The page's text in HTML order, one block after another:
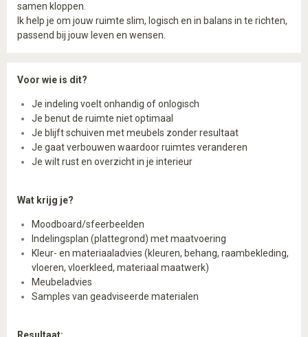
samen kloppen.
Ik help je om jouw ruimte slim, logisch en in balans in te richten,
passend bij jouw leven en wensen.
Voor wie is dit?
Je indeling voelt onhandig of onlogisch
Je benut de ruimte niet optimaal
Je blijft schuiven met meubels zonder resultaat
Je gaat verbouwen waardoor ruimtes veranderen
Je wilt rust en overzicht in je interieur
Wat krijg je?
Moodboard/sfeerbeelden
Indelingsplan (plattegrond) met maatvoering
Kleur- en materiaaladvies (kleuren, behang, raambekleding,
vloeren, vloerkleed, materiaal maatwerk)
Meubeladvies
Samples van geadviseerde materialen